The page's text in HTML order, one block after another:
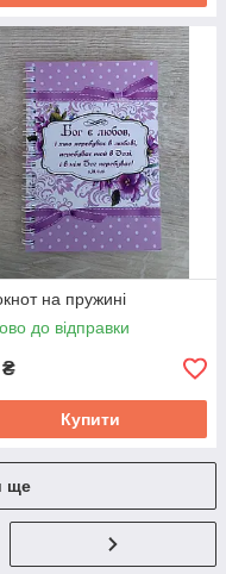
на пружині
до відправки
₴
Купити
ще